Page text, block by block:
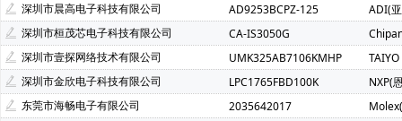
SAMSUNG(三星)(7)
BERYL(绿宝石)(7)
GD(兆易创新)(7)
TDK-Lambda(5)
YXC(扬兴晶振)(5)
STE(松田)(5)
AVX(京瓷)(3)
Wayon(上海维安)(3)
Maxlinear(迈凌)(3)
SMC(桑德斯)(3)
HK(航顺)(3)
Chinamobile(中移物联网
Dialog Semiconductor GmbH(2)
ECS Inc(2)
fangtek(
深圳市晨高电子科技有限公司
AD9253BCPZ-125
ADI(
深圳市桓茂芯电子科技有限公司
CA-IS3050G
深圳市壹探网络技术有限公司
UMK325AB7106KMHP
深圳市金欣电子科技有限公司
LPC1765FBD100K
NXP(
东莞市海畅电子有限公司
2035642017